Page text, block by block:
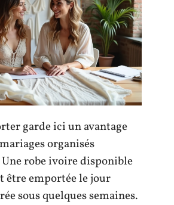
garde ici un avantage
organisés
robe ivoire disponible
être emportée le jour
sous quelques semaines.